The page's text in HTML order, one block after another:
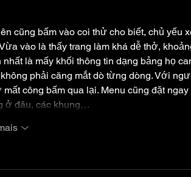
cũng bấm vào coi thử cho biết, chủ yếu
vào là thấy trang làm khá dễ thở,
là mấy khối thông tin dạng bảng họ
phải căng mắt dò từng dòng. Với
công bấm qua lại. Menu cũng đặt ngay
ở đâu, các khung…